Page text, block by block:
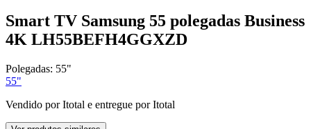
Smart TV Samsung 55 polegadas Business
4K LH55BEFH4GGXZD
Polegadas: 55"
55"
Vendido porItotal e entregue por Itotal